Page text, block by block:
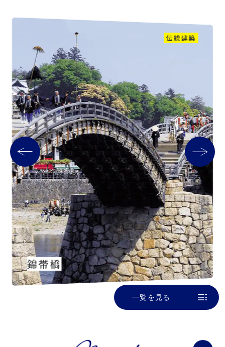
伝統建築
錦帯橋
一覧を見る